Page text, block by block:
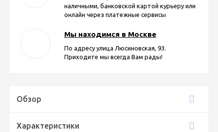
наличными, банковской картой курьеру или
онлайн через платежные сервисы
Мы находимся в Москве
По адресу улица Люсиновская, 93.
Приходите мы всегда Вам рады!
Обзор
Характеристики